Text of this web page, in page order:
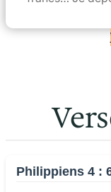
Philippiens 4 :